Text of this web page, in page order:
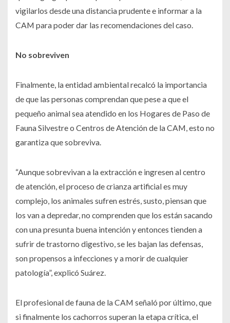
vigilarlos desde una distancia prudente e informar a la
CAM para poder dar las recomendaciones del caso.
No sobreviven
Finalmente, la entidad ambiental recalcó la importancia
de que las personas comprendan que pese a que el
pequeño animal sea atendido en los Hogares de Paso de
Fauna Silvestre o Centros de Atención de la CAM, esto no
garantiza que sobreviva.
“Aunque sobrevivan a la extracción e ingresen al centro
de atención, el proceso de crianza artificial es muy
complejo, los animales sufren estrés, susto, piensan que
los van a depredar, no comprenden que los están sacando
con una presunta buena intención y entonces tienden a
sufrir de trastorno digestivo, se les bajan las defensas,
son propensos a infecciones y a morir de cualquier
patología”, explicó Suárez.
El profesional de fauna de la CAM señaló por último, que
si finalmente los cachorros superan la etapa crítica, el